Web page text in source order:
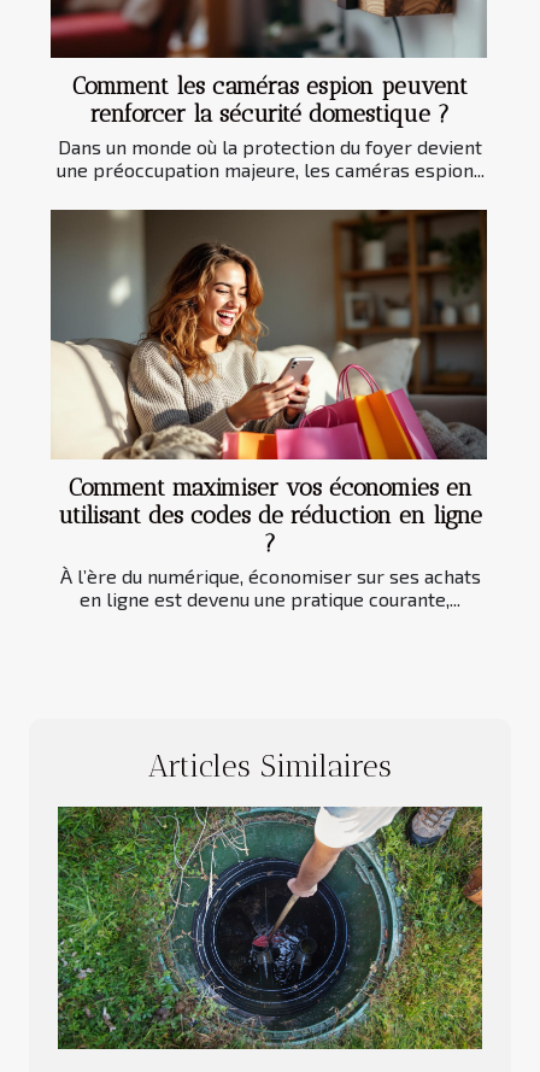
Comment les caméras espion peuvent
renforcer la sécurité domestique ?
Dans un monde où la protection du foyer devient
une préoccupation majeure, les caméras espion...
Comment maximiser vos économies en
utilisant des codes de réduction en ligne
?
À l’ère du numérique, économiser sur ses achats
en ligne est devenu une pratique courante,...
Articles Similaires